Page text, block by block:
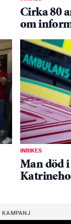
Cirka 80
om
INRIKES
Man död
KAMPANJ